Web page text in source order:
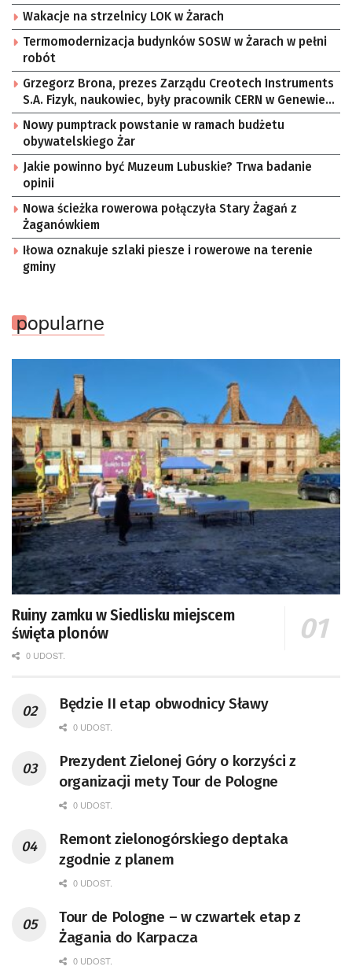
Wakacje na strzelnicy LOK w Żarach
Termomodernizacja budynków SOSW w Żarach w pełni
robót
Grzegorz Brona, prezes Zarządu Creotech Instruments
S.A. Fizyk, naukowiec, były pracownik CERN w Genewie,
przedsiębiorca i nauczyciel akademicki, doktor
habilitowany nauk fizycznych, koordynator Rady
Sektorowej ds. Kompetencji Przemysłu Lotniczo-
Kosmicznego oraz członek Komitetu Badań
Kosmicznych i Satelitarnych PAN.
Nowy pumptrack powstanie w ramach budżetu
obywatelskiego Żar
Jakie powinno być Muzeum Lubuskie? Trwa badanie
opinii
Nowa ścieżka rowerowa połączyła Stary Żagań z
Żaganówkiem
Iłowa oznakuje szlaki piesze i rowerowe na terenie
gminy
popularne
Ruiny zamku w Siedlisku miejscem
święta plonów
0 UDOST.
Będzie II etap obwodnicy Sławy
0 UDOST.
Prezydent Zielonej Góry o korzyści z
organizacji mety Tour de Pologne
0 UDOST.
Remont zielonogórskiego deptaka
zgodnie z planem
0 UDOST.
Tour de Pologne – w czwartek etap z
Żagania do Karpacza
0 UDOST.